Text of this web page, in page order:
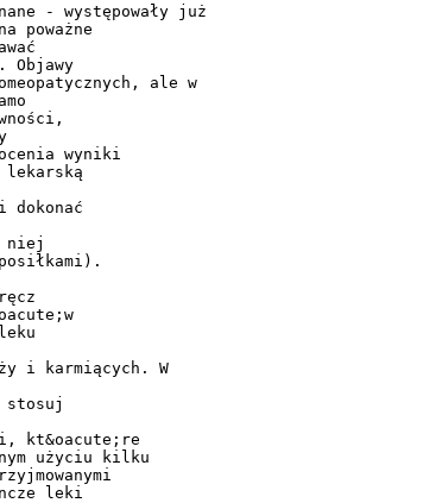
- występowały już
poważne
Objawy
ale w
wyniki
lekarską
dokonać
niej
i karmiących. W
stosuj
kt&oacute;re
użyciu kilku
leki